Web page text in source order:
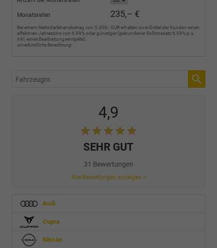
Monatsraten 235,– €
Bei einem Nettodarlehensbetrag von 5.000,- EUR erhalten zwei Drittel der Kunden einen
effektiven Jahreszins von 6,99% oder günstiger (gebundener Sollzinssatz 6,99% p.a.
inkl. eines Bearbeitungsentgelts).
unverbindliche Berechnung
Fahrzeugnr.
4,9
SEHR GUT
31 Bewertungen
Alle Bewertungen anzeigen >
Audi
Cupra
Nissan